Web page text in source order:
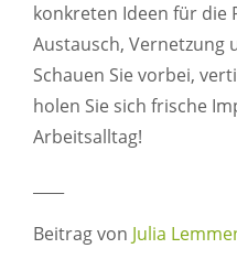
konkreten Ideen für die
Austausch, Vernetzung
Schauen Sie vorbei,
holen Sie sich frische
Arbeitsalltag!
Beitrag von Julia